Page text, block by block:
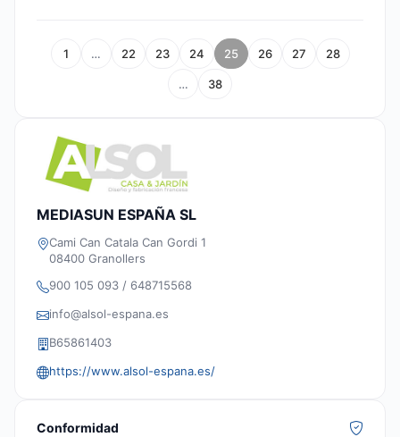
1 … 22 23 24 25 26 27 28
… 38
MEDIASUN ESPAÑA SL
Cami Can Catala Can Gordi 1
08400 Granollers
900 105 093 / 648715568
info@alsol-espana.es
B65861403
https://www.alsol-espana.es/
Conformidad